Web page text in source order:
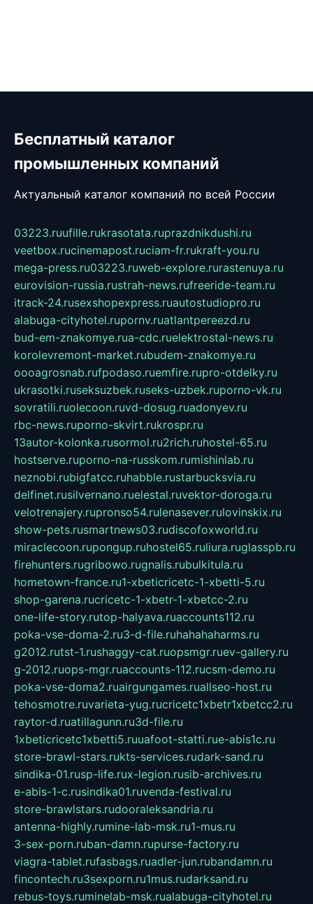
Бесплатный каталог
промышленных компаний
Актуальный каталог компаний по всей России
03223.ruufille.rukrasotata.ruprazdnikdushi.ru
veetbox.rucinemapost.ruciam-fr.rukraft-you.ru
mega-press.ru03223.ruweb-explore.rurastenuya.ru
eurovision-russia.rustrah-news.rufreeride-team.ru
itrack-24.rusexshopexpress.ruautostudiopro.ru
alabuga-cityhotel.rupornv.ruatlantpereezd.ru
bud-em-znakomye.rua-cdc.ruelektrostal-news.ru
korolevremont-market.rubudem-znakomye.ru
oooagrosnab.rufpodaso.ruemfire.rupro-otdelky.ru
ukrasotki.ruseksuzbek.ruseks-uzbek.ruporno-vk.ru
sovratili.ruolecoon.ruvd-dosug.ruadonyev.ru
rbc-news.ruporno-skvirt.rukrospr.ru
13autor-kolonka.rusormol.ru2rich.ruhostel-65.ru
hostserve.ruporno-na-russkom.rumishinlab.ru
neznobi.rubigfatcc.ruhabble.rustarbucksvia.ru
delfinet.rusilvernano.ruelestal.ruvektor-doroga.ru
velotrenajery.rupronso54.rulenasever.rulovinskix.ru
show-pets.rusmartnews03.rudiscofoxworld.ru
miraclecoon.rupongup.ruhostel65.ruliura.ruglasspb.ru
firehunters.rugribowo.rugnalis.rubulkitula.ru
hometown-france.ru1-xbeticricetc-1-xbetti-5.ru
shop-garena.rucricetc-1-xbetr-1-xbetcc-2.ru
one-life-story.rutop-halyava.ruaccounts112.ru
poka-vse-doma-2.ru3-d-file.ruhahahaharms.ru
g2012.rutst-1.rushaggy-cat.ruopsmgr.ruev-gallery.ru
g-2012.ruops-mgr.ruaccounts-112.rucsm-demo.ru
poka-vse-doma2.ruairgungames.ruallseo-host.ru
tehosmotre.ruvarieta-yug.rucricetc1xbetr1xbetcc2.ru
raytor-d.ruatillagunn.ru3d-file.ru
1xbeticricetc1xbetti5.ruuafoot-statti.rue-abis1c.ru
store-brawl-stars.rukts-services.rudark-sand.ru
sindika-01.rusp-life.rux-legion.rusib-archives.ru
e-abis-1-c.rusindika01.ruvenda-festival.ru
store-brawlstars.rudooraleksandria.ru
antenna-highly.rumine-lab-msk.ru1-mus.ru
3-sex-porn.ruban-damn.rupurse-factory.ru
viagra-tablet.rufasbags.ruadler-jun.rubandamn.ru
fincontech.ru3sexporn.ru1mus.rudarksand.ru
rebus-toys.ruminelab-msk.rualabuga-cityhotel.ru